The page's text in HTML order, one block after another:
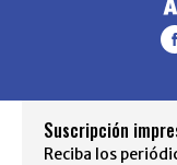
Suscripción
Reciba los